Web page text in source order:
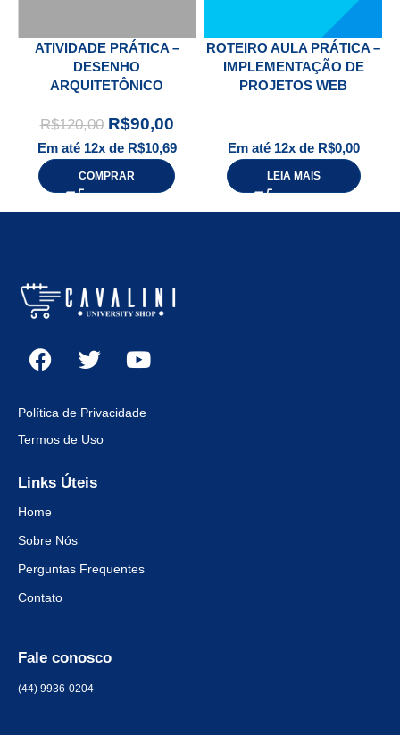
ATIVIDADE PRÁTICA –
DESENHO
ARQUITETÔNICO
R$120,00 R$90,00
Em até 12x de R$10,69
COMPRAR
ROTEIRO AULA PRÁTICA –
IMPLEMENTAÇÃO DE
PROJETOS WEB
Em até 12x de R$0,00
LEIA MAIS
Política de Privacidade
Termos de Uso
Links Úteis
Home
Sobre Nós
Perguntas Frequentes
Contato
Fale conosco
(44) 9936-0204